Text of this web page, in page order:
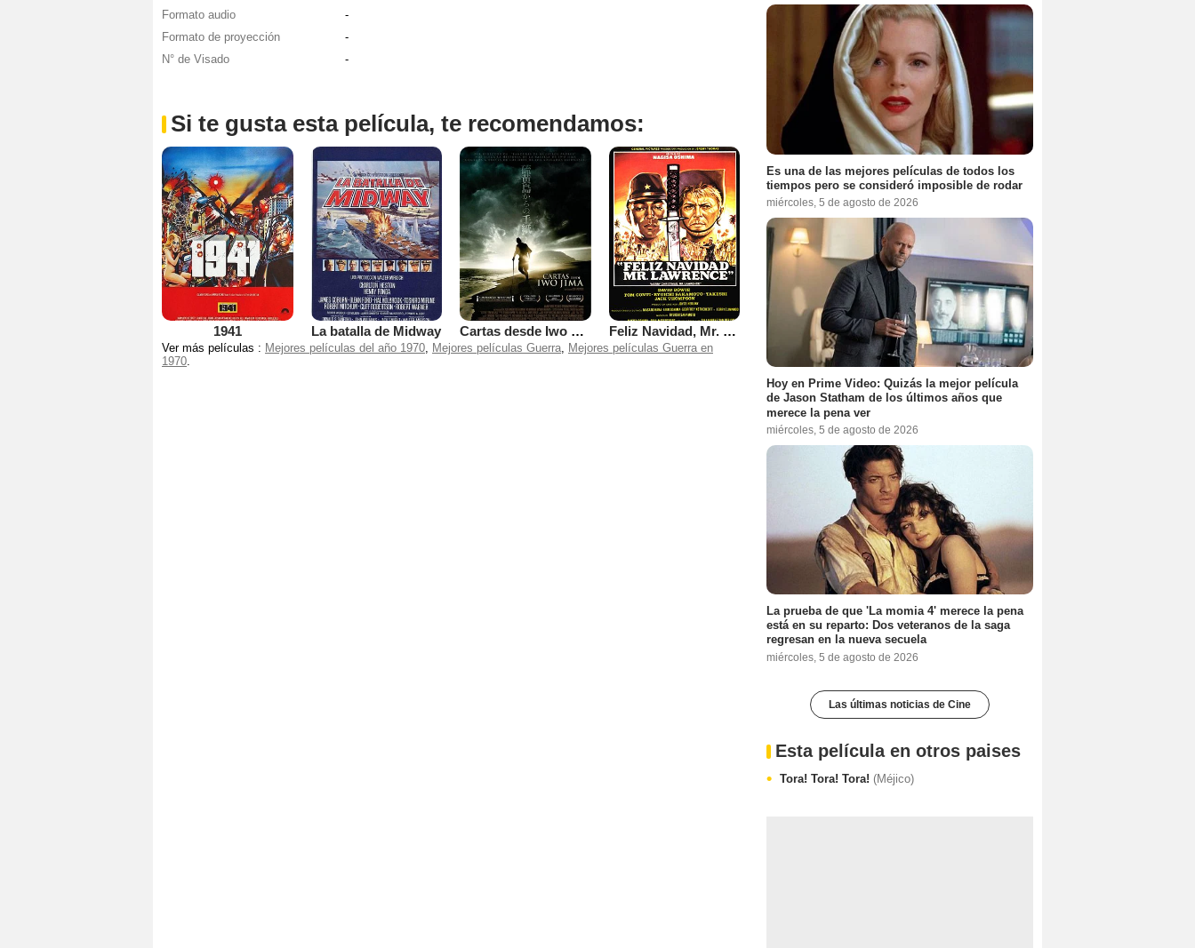
Formato audio
-
Formato de proyección
-
N° de Visado
-
Si te gusta esta película, te recomendamos:
1941 La batalla de Midway Cartas desde Iwo Jima Feliz Navidad, Mr. Lawrence
Ver más películas : Mejores películas del año 1970, Mejores películas Guerra, Mejores películas Guerra en
1970.
Es una de las mejores películas de todos los
tiempos pero se consideró imposible de rodar
miércoles, 5 de agosto de 2026
Hoy en Prime Video: Quizás la mejor película
de Jason Statham de los últimos años que
merece la pena ver
miércoles, 5 de agosto de 2026
La prueba de que 'La momia 4' merece la pena
está en su reparto: Dos veteranos de la saga
regresan en la nueva secuela
miércoles, 5 de agosto de 2026
Las últimas noticias de Cine
Esta película en otros paises
Tora! Tora! Tora! (Méjico)